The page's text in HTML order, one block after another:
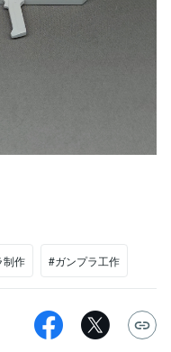
制作 #ガンプラ工作